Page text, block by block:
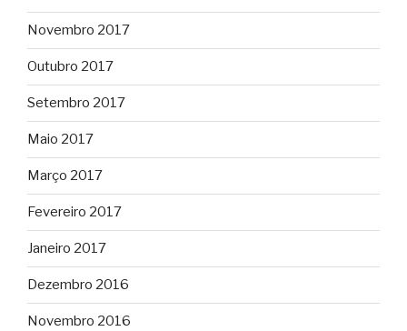
Novembro 2017
Outubro 2017
Setembro 2017
Maio 2017
Março 2017
Fevereiro 2017
Janeiro 2017
Dezembro 2016
Novembro 2016